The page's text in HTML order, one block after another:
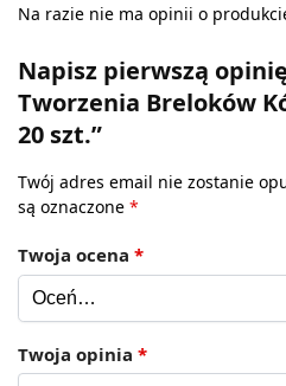
Na razie nie ma opinii o
Napisz pierwszą
Tworzenia Breloków
20 szt.”
Twój adres email nie zostanie
są oznaczone *
Twoja ocena *
Twoja opinia *